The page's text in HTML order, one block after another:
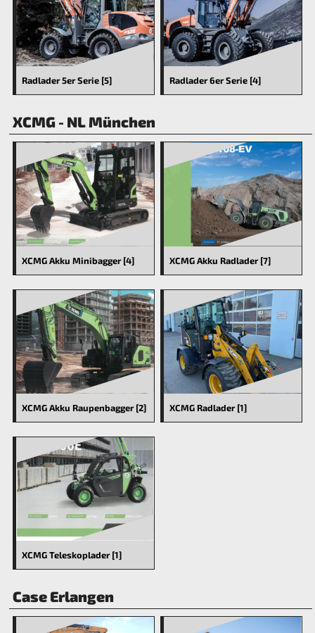
Radlader 5er Serie [5] Radlader 6er Serie [4]
XCMG - NL München
XCMG Akku Minibagger [4] XCMG Akku Radlader [7]
XCMG Akku Raupenbagger [2] XCMG Radlader [1]
XCMG Teleskoplader [1]
Case Erlangen